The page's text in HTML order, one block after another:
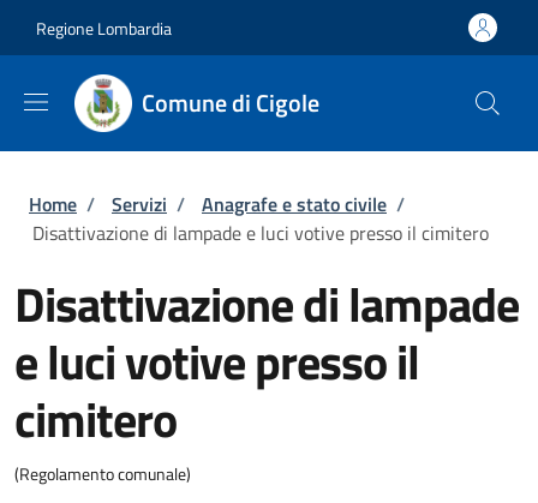
Regione Lombardia
Comune di Cigole
Briciole di pane
Home / Servizi / Anagrafe e stato civile /
Disattivazione di lampade e luci votive presso il cimitero
Disattivazione di lampade
e luci votive presso il
cimitero
(Regolamento comunale)